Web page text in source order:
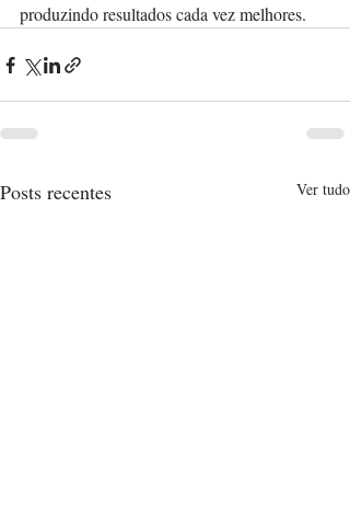
produzindo resultados cada vez melhores.
Posts recentes Ver tudo